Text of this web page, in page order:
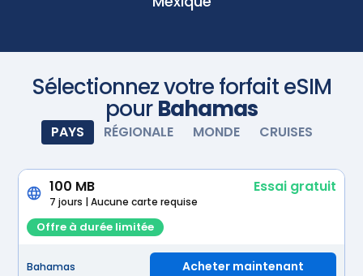
Sélectionnez votre forfait eSIM
pourBahamas
PAYS RÉGIONALE MONDE CRUISES
100 MB Essai gratuit
7 jours | Aucune carte requise
Offre à durée limitée
Bahamas Acheter maintenant